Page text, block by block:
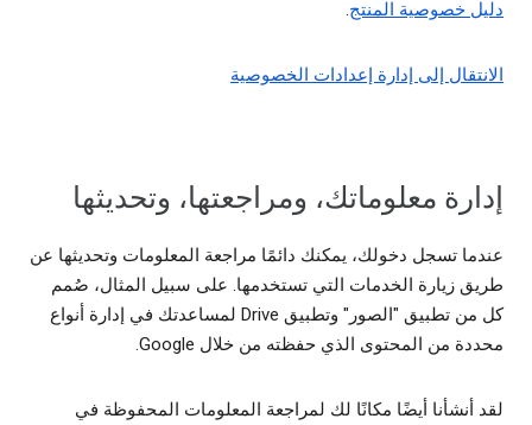
دليل خصوصية المنتج.
الانتقال إلى إدارة إعدادات الخصوصية
إدارة معلوماتك، ومراجعتها، وتحديثها
عندما تسجل دخولك، يمكنك دائمًا مراجعة المعلومات وتحديثها عن
طريق زيارة الخدمات التي تستخدمها. على سبيل المثال، صُمم
كل من تطبيق "الصور" وتطبيق Drive لمساعدتك في إدارة أنواع
محددة من المحتوى الذي حفظته من خلال Google.
لقد أنشأنا أيضًا مكانًا لك لمراجعة المعلومات المحفوظة في